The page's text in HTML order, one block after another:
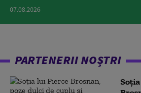
07.08.2026
PARTENERII NOȘTRI